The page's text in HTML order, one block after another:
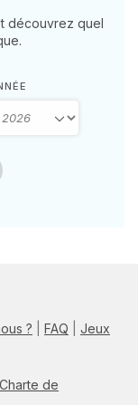
découvrez quel
? FAQ
Jeux
Charte de